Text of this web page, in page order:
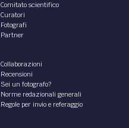
Comitato scientifico
Curatori
Fotografi
Partner
Collaborazioni
Recensioni
Sei un fotografo?
Norme redazionali generali
Regole per invio e referaggio